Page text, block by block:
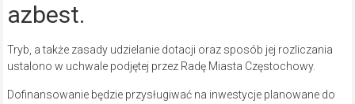
azbest.
Tryb, a także zasady udzielanie dotacji oraz sposób jej rozliczania
ustalono w uchwale podjętej przez Radę Miasta Częstochowy.
Dofinansowanie będzie przysługiwać na inwestycje planowane do